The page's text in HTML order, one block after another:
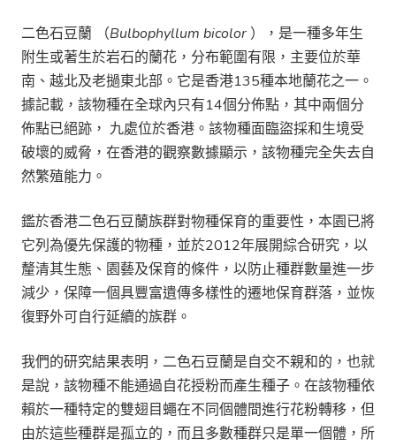
二色石豆蘭 （Bulbophyllum bicolor ）， 是一種多年生
附生或著生於岩石的蘭花，分布範圍有限，主要位於華
南、越北及老撾東北部。它是香港135種本地蘭花之一。
據記載，該物種在全球內只有14個分佈點，其中兩個分
佈點已絕跡， 九處位於香港。該物種面臨盜採和生境受
破壞的威脅，在香港的觀察數據顯示，該物種完全失去自
然繁殖能力。
鑑於香港二色石豆蘭族群對物種保育的重要性，本園已將
它列為優先保護的物種，並於2012年展開綜合研究，以
釐清其生態、園藝及保育的條件，以防止種群數量進一步
減少，保障一個具豐富遺傳多樣性的遷地保育群落，並恢
復野外可自行延續的族群。
我們的研究結果表明，二色石豆蘭是自交不親和的，也就
是說，該物種不能通過自花授粉而產生種子。在該物種依
賴於一種特定的雙翅目蠅在不同個體間進行花粉轉移，但
由於這些種群是孤立的，而且多數種群只是單一個體，所